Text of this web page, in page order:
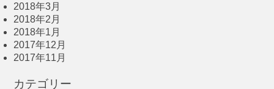
2018年3月
2018年2月
2018年1月
2017年12月
2017年11月
カテゴリー